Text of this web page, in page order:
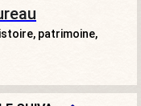
patrimoine,